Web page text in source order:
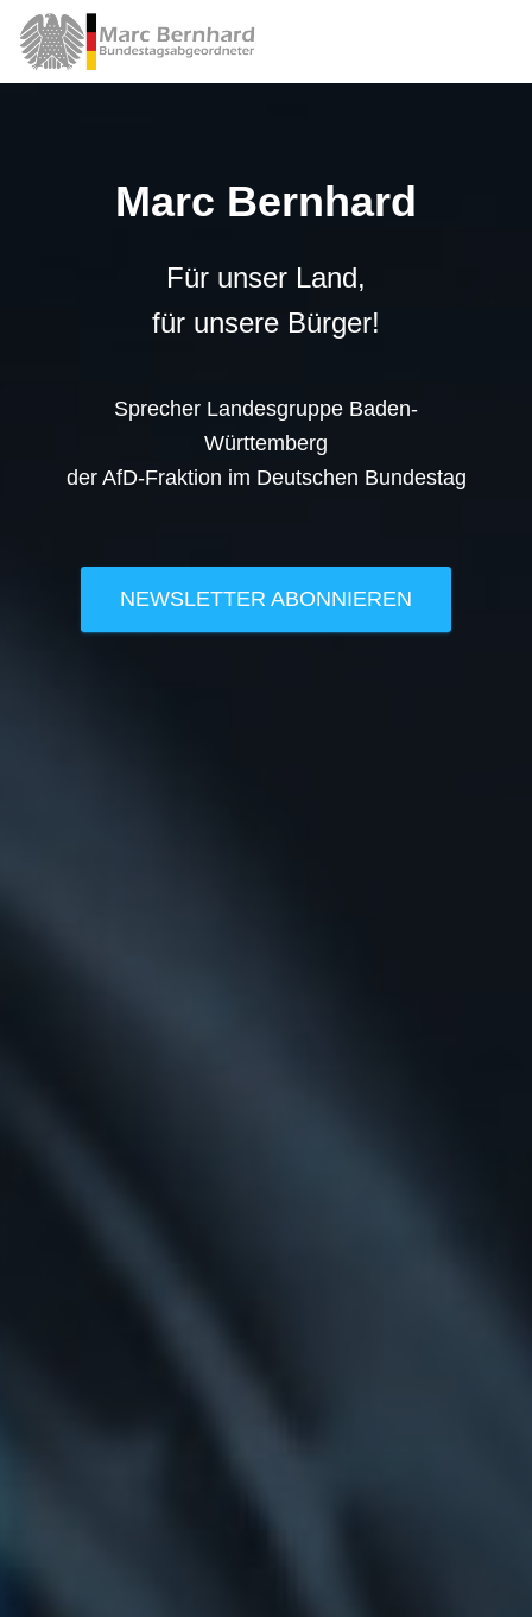
Marc Bernhard
Für unser Land,
für unsere Bürger!
Sprecher Landesgruppe Baden-
Württemberg
der AfD-Fraktion im Deutschen Bundestag
NEWSLETTER ABONNIEREN